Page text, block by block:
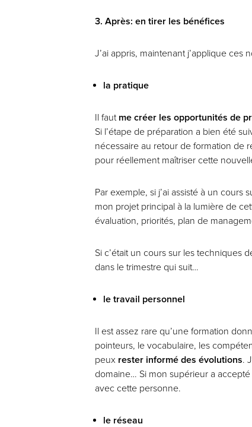
3. Après: en tirer les bénéfices
J’ai appris, maintenant j’applique
la pratique
Il fautme créer les opportunités de
Si l’étape de préparation a bien été
nécessaire au retour de formation de
pour réellement maîtriser cette
Par exemple, si j’ai assisté à un
mon projet principal à la lumière de
évaluation, priorités, plan de
Si c’était un cours sur les techniques
dans le trimestre qui suit…
le travail personnel
Il est assez rare qu’une formation
pointeurs, le vocabulaire, les
peux rester informé des évolutions.
domaine… Si mon supérieur a
avec cette personne.
le réseau